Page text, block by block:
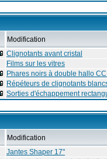
Modification
Clignotants avant cristal
Films sur les vitres
Phares noirs à double hallo
Répéteurs de clignotants
Sorties d'échappement
Modification
Jantes Shaper 17"